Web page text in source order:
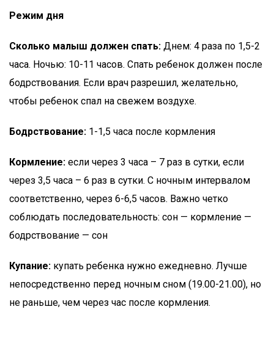
Режим дня
Сколько малыш должен спать: Днем: 4 раза по 1,5-2
часа. Ночью: 10-11 часов. Спать ребенок должен после
бодрствования. Если врач разрешил, желательно,
чтобы ребенок спал на свежем воздухе.
Бодрствование: 1-1,5 часа после кормления
Кормление: если через 3 часа – 7 раз в сутки, если
через 3,5 часа – 6 раз в сутки. С ночным интервалом
соответственно, через 6-6,5 часов. Важно четко
соблюдать последовательность: сон — кормление —
бодрствование — сон
Купание: купать ребенка нужно ежедневно. Лучше
непосредственно перед ночным сном (19.00-21.00), но
не раньше, чем через час после кормления.